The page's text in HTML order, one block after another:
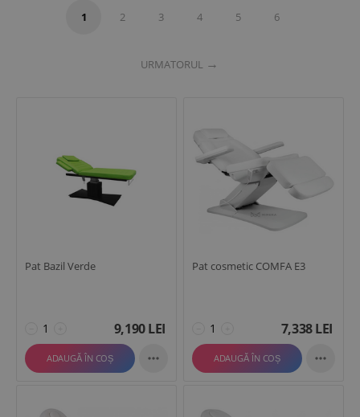
1 2 3 4 5 6
URMATORUL
Pat Bazil Verde
9,190LEI
ADAUGĂ ÎN COȘ 
Pat cosmetic COMFA E3
7,338LEI
ADAUGĂ ÎN COȘ 